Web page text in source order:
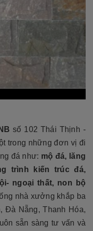
số 102 Thái Thịnh -
trong những đơn vị đi
đá như: mộ đá, lăng
trình kiến trúc đá,
ngoại thất, non bộ
nhà xưởng khắp ba
Đà Nẵng, Thanh Hóa,
sẵn sàng tư vấn và